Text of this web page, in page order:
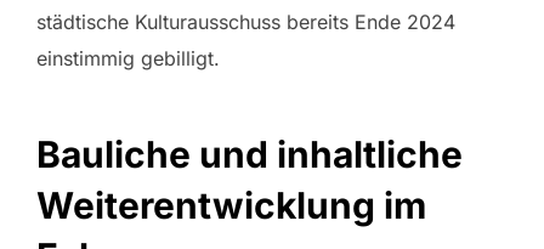
städtische Kulturausschuss bereits Ende 2024
einstimmig gebilligt.
Bauliche und inhaltliche
Weiterentwicklung im